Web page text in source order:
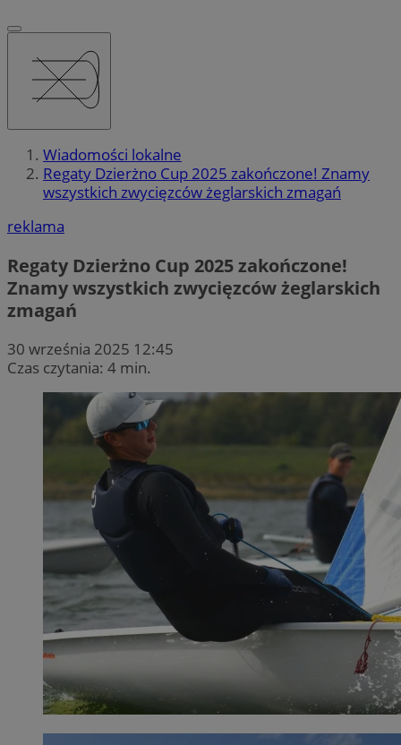
Wiadomości lokalne
Regaty Dzierżno Cup 2025 zakończone! Znamy
wszystkich zwycięzców żeglarskich zmagań
reklama
Regaty Dzierżno Cup 2025 zakończone!
Znamy wszystkich zwycięzców żeglarskich
zmagań
30 września 2025 12:45
Czas czytania: 4 min.